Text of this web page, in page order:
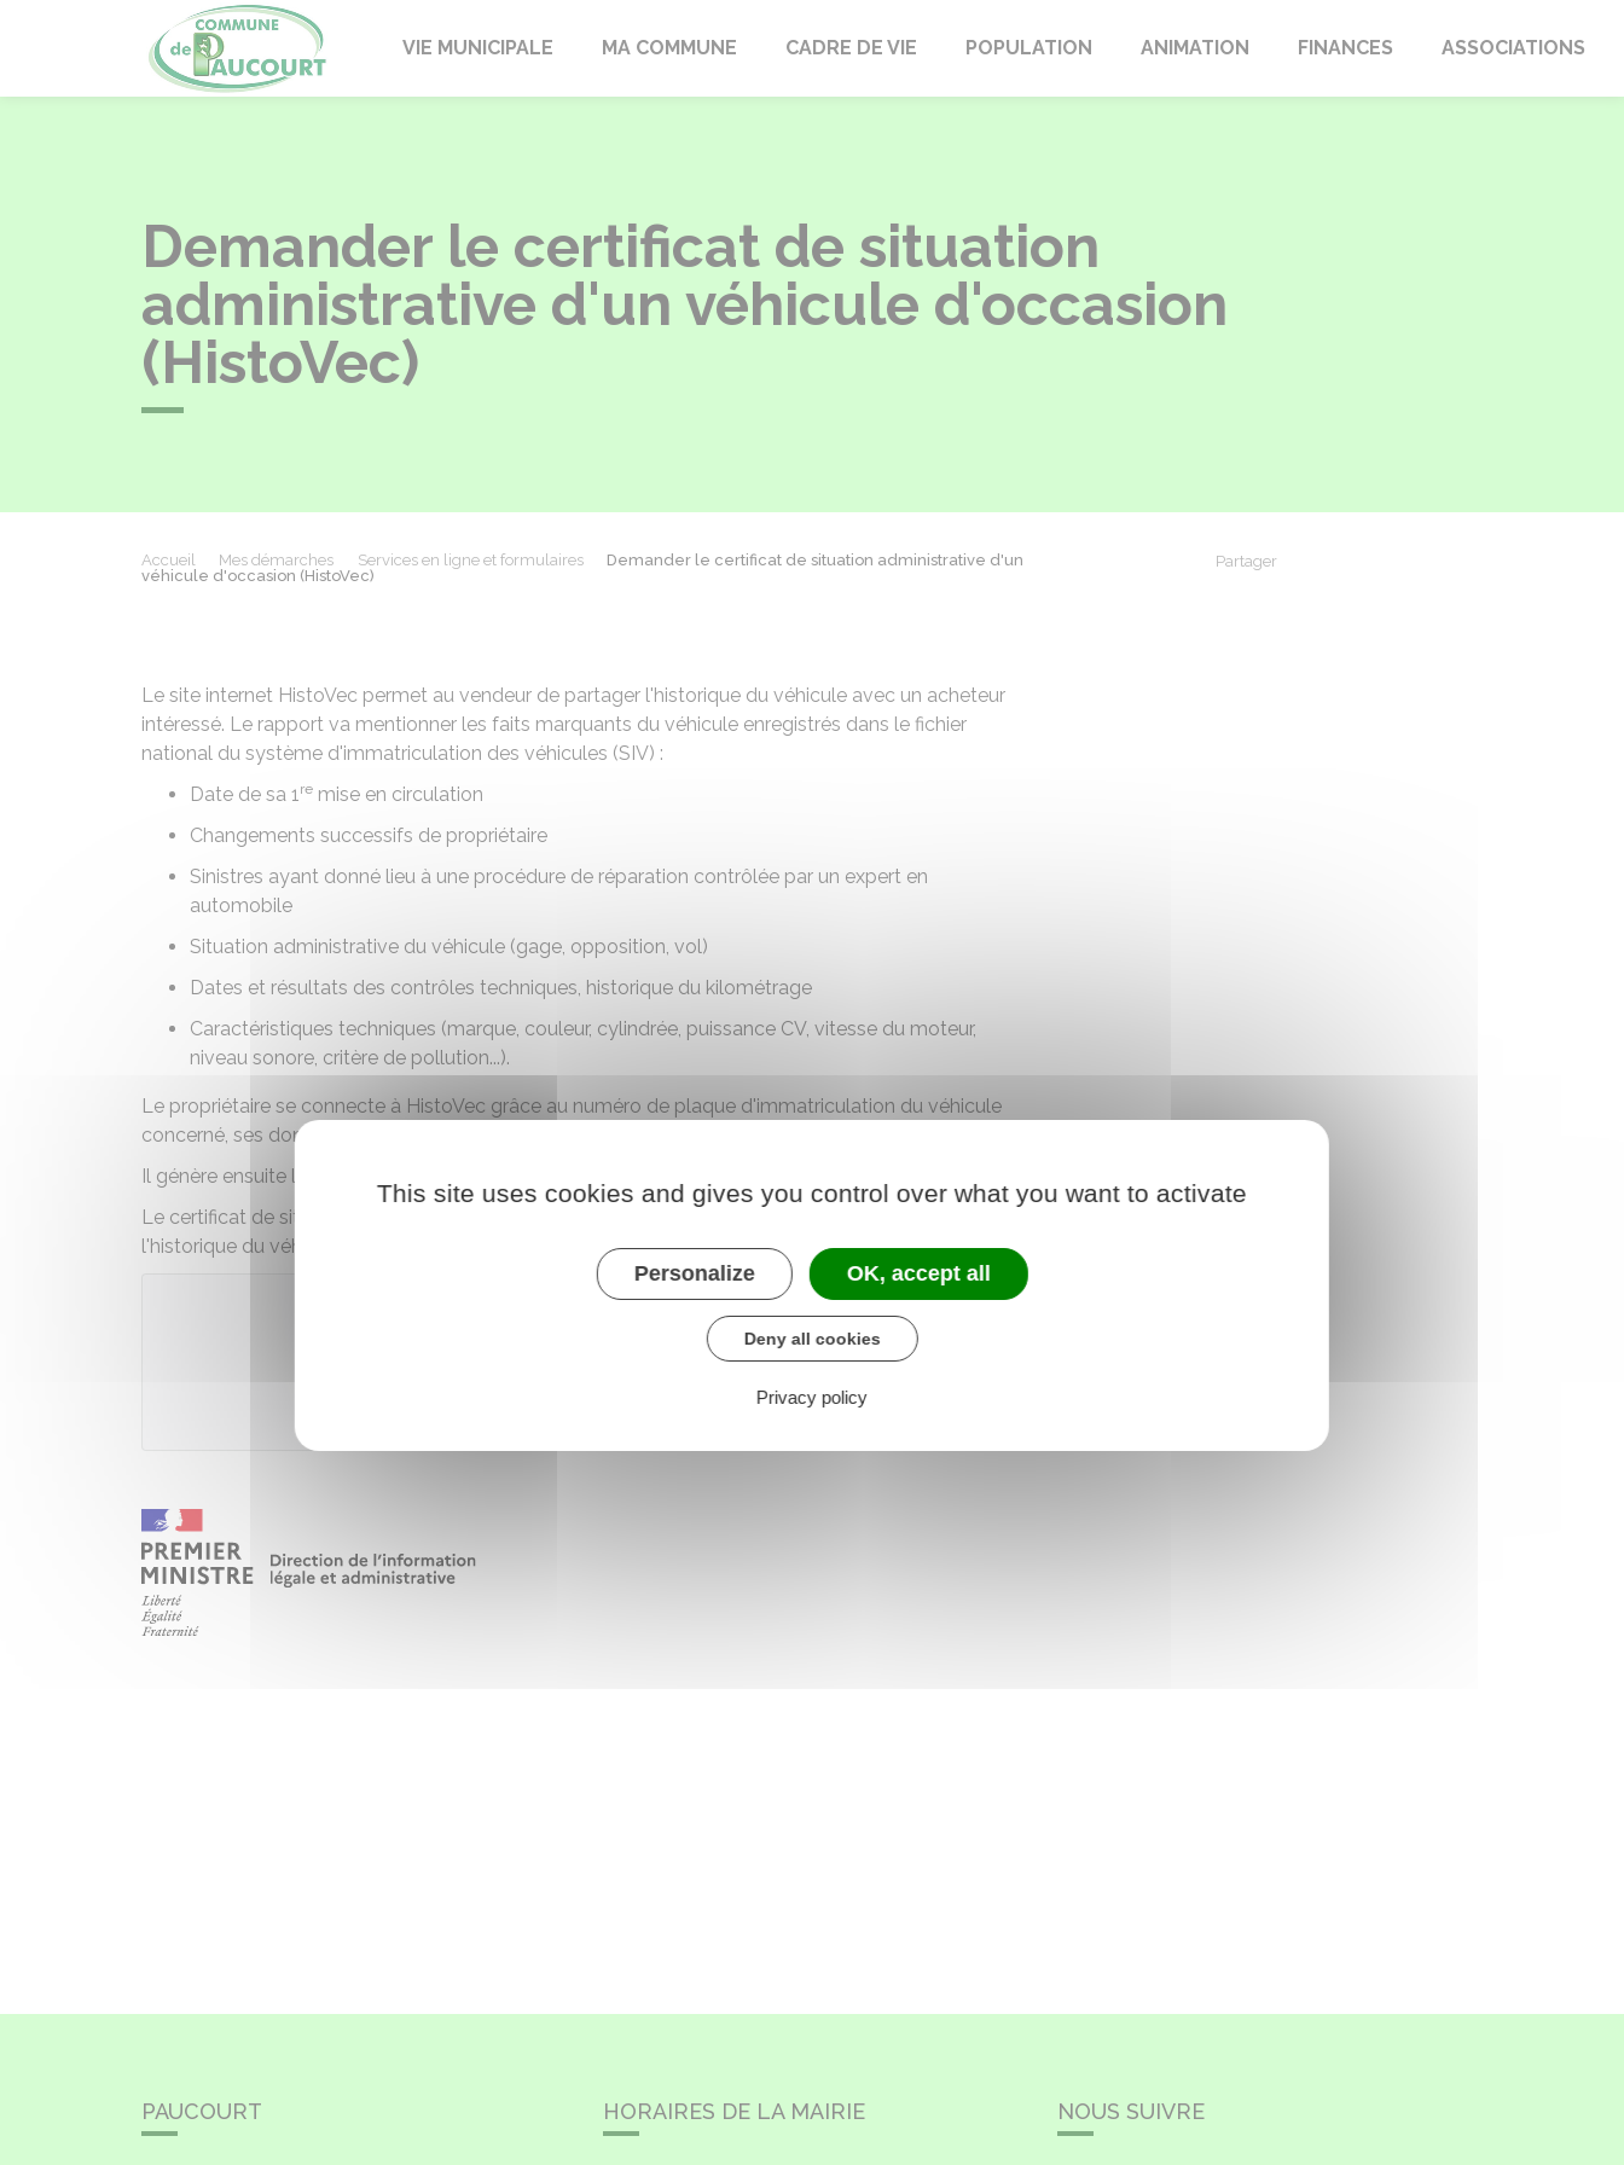
PaucourtVIE MUNICIPALE MA COMMUNE CADRE DE VIE POPULATION ANIMATION FINANCES ASSOCIATIONS
Demander le certificat de situation
administrative d'un véhicule d'occasion
(HistoVec)
Accueil Mes démarches Services en ligne et formulaires
Demander le certificat de situation administrative d'un
véhicule d'occasion (HistoVec)
Partager
Le site internet HistoVec permet au vendeur de partager l'historique du véhicule avec un acheteur
intéressé. Le rapport va mentionner les faits marquants du véhicule enregistrés dans le fichier
national du système d'immatriculation des véhicules (SIV) :
Date de sa 1re mise en circulation
Changements successifs de propriétaire
Sinistres ayant donné lieu à une procédure de réparation contrôlée par un expert en
automobile
Situation administrative du véhicule (gage, opposition, vol)
Dates et résultats des contrôles techniques, historique du kilométrage
Caractéristiques techniques (marque, couleur, cylindrée, puissance CV, vitesse du moteur,
niveau sonore, critère de pollution...).
Le propriétaire se connecte à HistoVec grâce au numéro de plaque d'immatriculation du véhicule
concerné, ses données nominatives et des informations figurant sur la carte grise.
Il génère ensuite le rapport HistoVec et le partage à l'acheteur potentiel.
Le certificat de situation administrative (couramment appelé
l'historique du véhicule, est accessible via Histovec.
PAUCOURT HORAIRES DE LA MAIRIE NOUS SUIVRE
This site uses cookies and gives you control over what you want to activate
Personalize OK, accept all
Deny all cookies
Privacy policy